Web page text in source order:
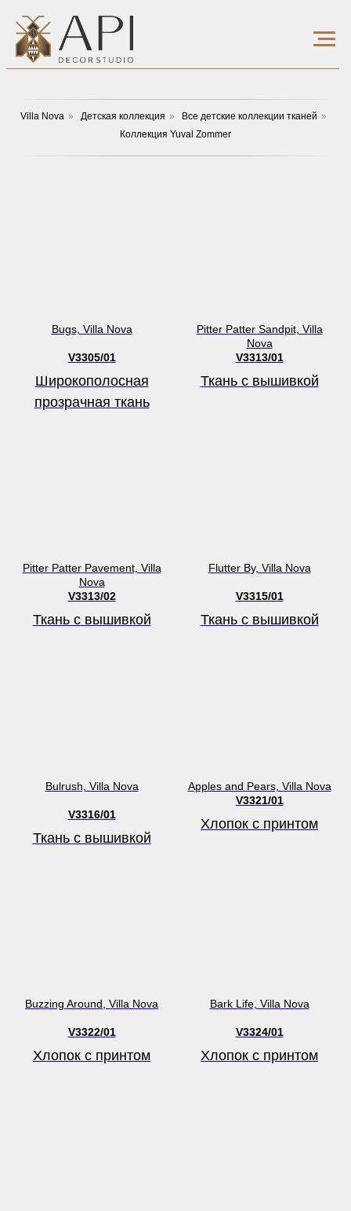
Villa Nova » Детская коллекция » Все детские коллекции тканей »
Коллекция Yuval Zommer
Bugs, Villa Nova
V3305/01
Широкополосная
прозрачная ткань
Pitter Patter Sandpit, Villa
Nova
V3313/01
Ткань с вышивкой
Pitter Patter Pavement, Villa
Nova
V3313/02
Ткань с вышивкой
Flutter By, Villa Nova
V3315/01
Ткань с вышивкой
Bulrush, Villa Nova
V3316/01
Ткань с вышивкой
Apples and Pears, Villa Nova
V3321/01
Хлопок с принтом
Buzzing Around, Villa Nova
V3322/01
Хлопок с принтом
Bark Life, Villa Nova
V3324/01
Хлопок с принтом